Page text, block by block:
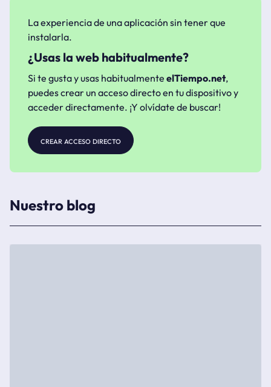
La experiencia de una aplicación sin tener que
instalarla.
¿Usas la web habitualmente?
Si te gusta y usas habitualmente elTiempo.net,
puedes crear un acceso directo en tu dispositivo y
acceder directamente. ¡Y olvídate de buscar!
crear acceso directo
Nuestro blog